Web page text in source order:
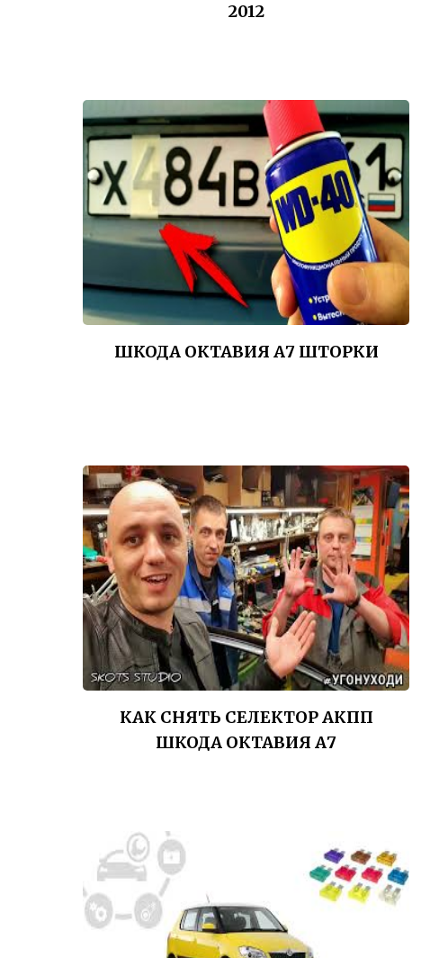
2012
ШКОДА ОКТАВИЯ А7 ШТОРКИ
КАК СНЯТЬ СЕЛЕКТОР АКПП
ШКОДА ОКТАВИЯ А7